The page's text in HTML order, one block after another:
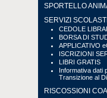
SPORTELLO
SERVIZI
CEDOLE
BORSA DI
APPLICATIVO
ISCRIZIONI
LIBRI GRATIS
Informativa dati
Transizione al
RISCOSSIONI